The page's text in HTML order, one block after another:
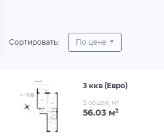
Сортировать: По цене
3 ккв (Евро)
S общая, м²
56.03 м²